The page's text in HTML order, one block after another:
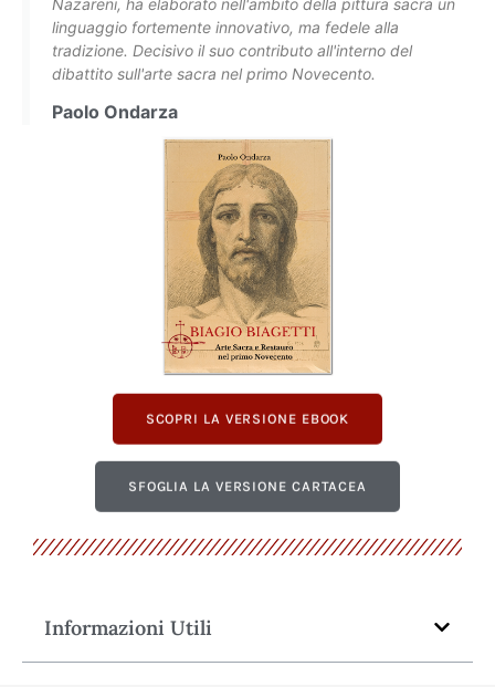
Nazareni, ha elaborato nell'ambito della pittura sacra un
linguaggio fortemente innovativo, ma fedele alla
tradizione. Decisivo il suo contributo all'interno del
dibattito sull'arte sacra nel primo Novecento.
Paolo Ondarza
SCOPRI LA VERSIONE EBOOK
SFOGLIA LA VERSIONE CARTACEA
Informazioni Utili